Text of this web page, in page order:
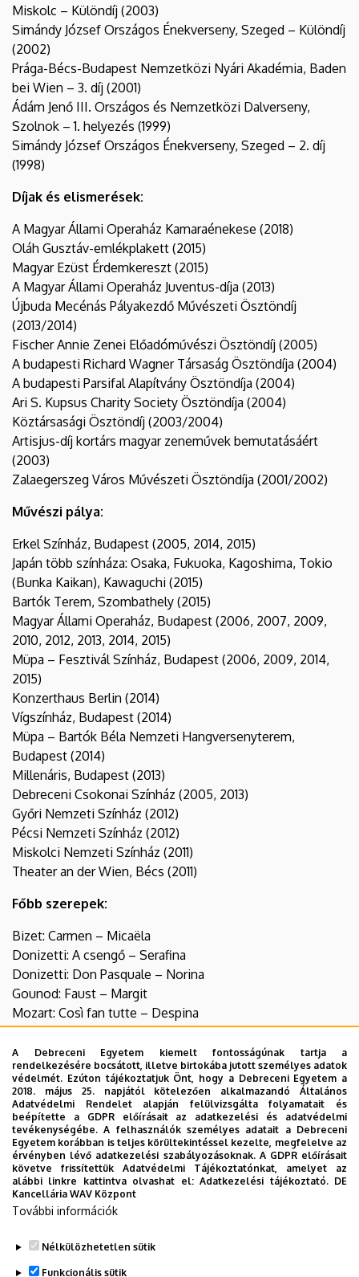
Miskolc – Különdíj (2003)
Simándy József Országos Énekverseny, Szeged – Különdíj
(2002)
Prága-Bécs-Budapest Nemzetközi Nyári Akadémia, Baden
bei Wien – 3. díj (2001)
Ádám Jenő III. Országos és Nemzetközi Dalverseny,
Szolnok – 1. helyezés (1999)
Simándy József Országos Énekverseny, Szeged – 2. díj
(1998)
Díjak és elismerések:
A Magyar Állami Operaház Kamaraénekese (2018)
Oláh Gusztáv-emlékplakett (2015)
Magyar Ezüst Érdemkereszt (2015)
A Magyar Állami Operaház Juventus-díja (2013)
Újbuda Mecénás Pályakezdő Művészeti Ösztöndíj
(2013/2014)
Fischer Annie Zenei Előadóművészi Ösztöndíj (2005)
A budapesti Richard Wagner Társaság Ösztöndíja (2004)
A budapesti Parsifal Alapítvány Ösztöndíja (2004)
Ari S. Kupsus Charity Society Ösztöndíja (2004)
Köztársasági Ösztöndíj (2003/2004)
Artisjus-díj kortárs magyar zeneművek bemutatásáért
(2003)
Zalaegerszeg Város Művészeti Ösztöndíja (2001/2002)
Művészi pálya:
Erkel Színház, Budapest (2005, 2014, 2015)
Japán több színháza: Osaka, Fukuoka, Kagoshima, Tokio
(Bunka Kaikan), Kawaguchi (2015)
Bartók Terem, Szombathely (2015)
Magyar Állami Operaház, Budapest (2006, 2007, 2009,
2010, 2012, 2013, 2014, 2015)
Müpa – Fesztivál Színház, Budapest (2006, 2009, 2014,
2015)
Konzerthaus Berlin (2014)
Vígszínház, Budapest (2014)
Müpa – Bartók Béla Nemzeti Hangversenyterem,
Budapest (2014)
Millenáris, Budapest (2013)
Debreceni Csokonai Színház (2005, 2013)
Győri Nemzeti Színház (2012)
Pécsi Nemzeti Színház (2012)
Miskolci Nemzeti Színház (2011)
Theater an der Wien, Bécs (2011)
Főbb szerepek:
Bizet: Carmen – Micaëla
Donizetti: A csengő – Serafina
Donizetti: Don Pasquale – Norina
Gounod: Faust – Margit
Mozart: Così fan tutte – Despina
Mozart: Don Giovanni – Zerlina
Mozart: Figaro házassága – Susanna
Mozart: Idomeneo – Ilia
Mozart: A varázsfuvola – Pamina
Menotti: A telefon – Lucy
Pergolesi: Az úrhatnám szolgáló – Serpina
Rossini: Bruschino úr – Sofia
Rossini: A sevillai borbély – Rosina
Puccini: Bohémélet – Mimì
Verdi: Az álarcosbál – Oscar
Legutóbbi frissítés: 2025. 03. 29. 19:16
A Debreceni Egyetem kiemelt fontosságúnak tartja a
rendelkezésére bocsátott, illetve birtokába jutott személyes adatok
védelmét. Ezúton tájékoztatjuk Önt, hogy a Debreceni Egyetem a
2018. május 25. napjától kötelezően alkalmazandó Általános
Adatvédelmi Rendelet alapján felülvizsgálta folyamatait és
beépítette a GDPR előírásait az adatkezelési és adatvédelmi
tevékenységébe. A felhasználók személyes adatait a Debreceni
Egyetem korábban is teljes körültekintéssel kezelte, megfelelve az
érvényben lévő adatkezelési szabályozásoknak. A GDPR előírásait
követve frissítettük Adatvédelmi Tájékoztatónkat, amelyet az
alábbi linkre kattintva olvashat el:Adatkezelési tájékoztató. DE
Kancellária WAV Központ
További információk
Nélkülözhetetlen sütik
Funkcionális sütik